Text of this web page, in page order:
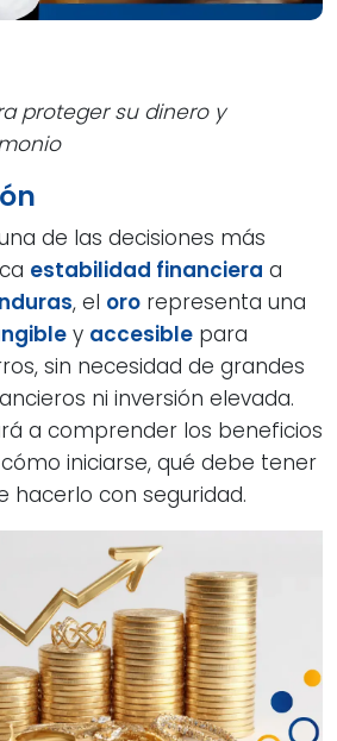
proteger su dinero y
de las decisiones más
estabilidad financiera a
, el oro representa una
y accesible para
sin necesidad de grandes
ni inversión elevada.
a comprender los beneficios
iniciarse, qué debe tener
hacerlo con seguridad.